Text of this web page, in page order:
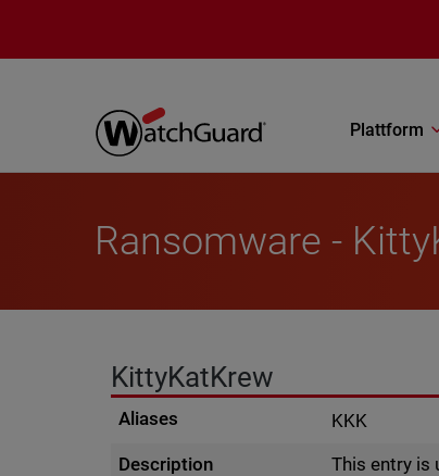
Plattform
Ransomware -
KittyKatKrew
Aliases
KKK
Description
This entry is